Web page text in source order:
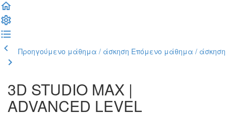
Προηγούμενο μάθημα / άσκηση Επόμενο μάθημα / άσκηση
3D STUDIO MAX |
ADVANCED LEVEL